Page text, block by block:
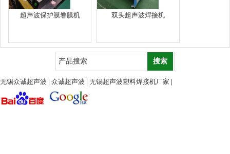
超声波保护膜卷膜机 双头超声波焊接机
无锡众诚超声波 | 众诚超声波 | 无锡超声波塑料焊接机厂家 |